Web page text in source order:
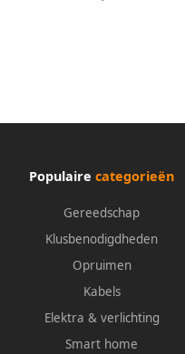
Populaire categorieën
Gereedschap
Klusbenodigdheden
Opruimen
Kabels
Elektra & verlichting
Smart home